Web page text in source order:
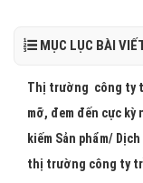
MỤC LỤC BÀI
Thị trường công ty
mỡ, đem đến cực kỳ
kiếm Sản phẩm/
thị trường công ty